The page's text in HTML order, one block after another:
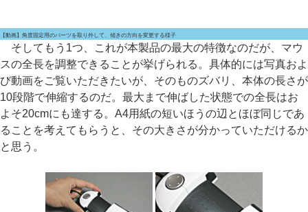
【動画】角度固定用のパーツを取り外して、傾きの方向を変更する様子
そしてもう1つ、これが本製品の最大の特徴なのだが、マウ
スの全長を調整できることが挙げられる。具体的には写真およ
び動画をご覧いただきたいが、そのものズバリ、本体の長さが
10段階で伸縮するのだ。最大まで伸ばした状態での全長はお
よそ20cmにも達する。A4用紙の短いほうの辺とほぼ同じであ
ることを考えてもらうと、その大きさが分かっていただけるか
と思う。